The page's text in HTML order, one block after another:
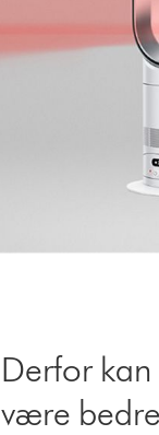
Derfor
være